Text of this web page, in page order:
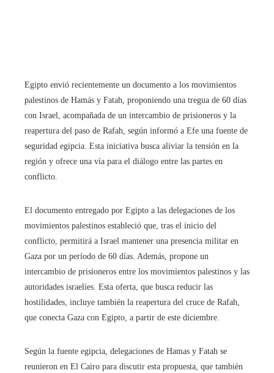
Egipto envió recientemente un documento a los movimientos
palestinos de Hamás y Fatah, proponiendo una tregua de 60 días
con Israel, acompañada de un intercambio de prisioneros y la
reapertura del paso de Rafah, según informó a Efe una fuente de
seguridad egipcia. Esta iniciativa busca aliviar la tensión en la
región y ofrece una vía para el diálogo entre las partes en
conflicto.
El documento entregado por Egipto a las delegaciones de los
movimientos palestinos estableció que, tras el inicio del
conflicto, permitirá a Israel mantener una presencia militar en
Gaza por un período de 60 días. Además, propone un
intercambio de prisioneros entre los movimientos palestinos y las
autoridades israelíes. Esta oferta, que busca reducir las
hostilidades, incluye también la reapertura del cruce de Rafah,
que conecta Gaza con Egipto, a partir de este diciembre.
Según la fuente egipcia, delegaciones de Hamas y Fatah se
reunieron en El Cairo para discutir esta propuesta, que también